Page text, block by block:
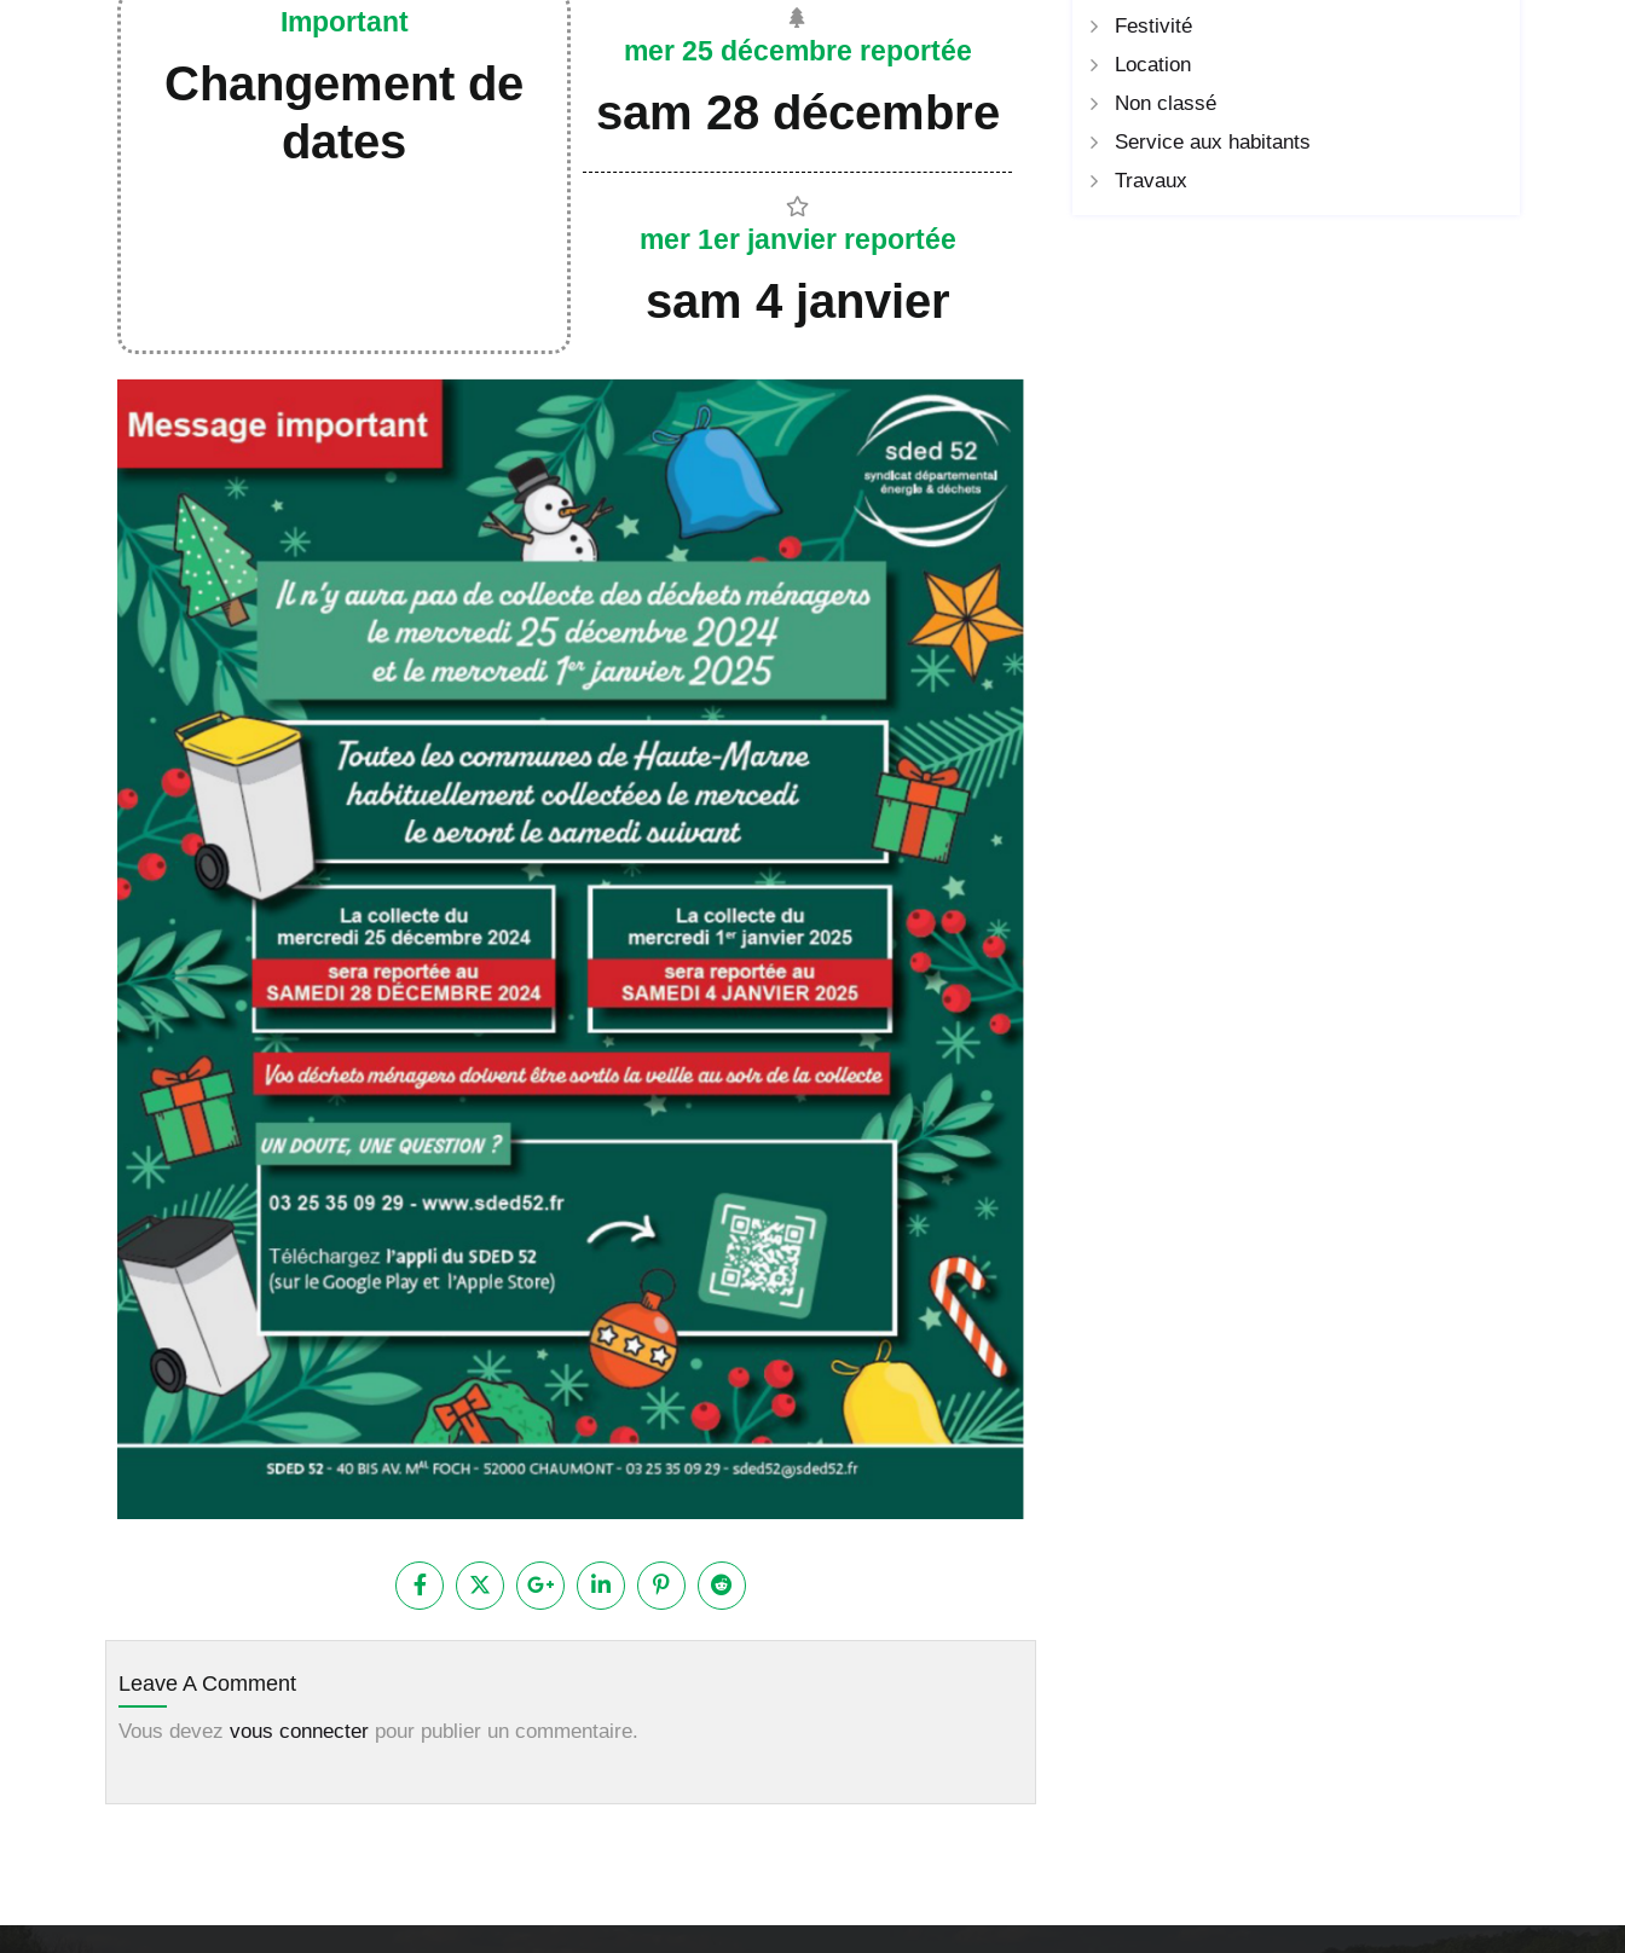
Important
Changement de
dates
mer 25 décembre reportée
sam 28 décembre
mer 1er janvier reportée
sam 4 janvier
Leave A Comment
Vous devez vous connecter pour publier un commentaire.
Festivité
Location
Non classé
Service aux habitants
Travaux